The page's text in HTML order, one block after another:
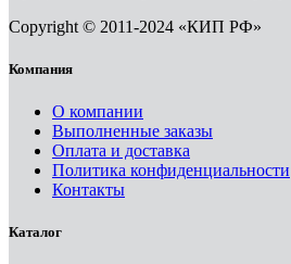
Copyright © 2011-2024 «КИП РФ»
Компания
О компании
Выполненные заказы
Оплата и доставка
Политика конфиденциальности
Контакты
Каталог